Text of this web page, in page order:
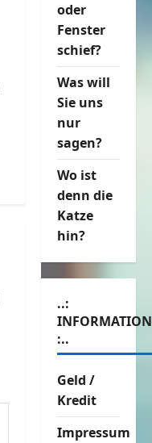
oder
Fenster
schief?
Was will
Sie uns
nur
sagen?
Wo ist
denn die
Katze
hin?
..:
:..
Geld /
Kredit
Impressum